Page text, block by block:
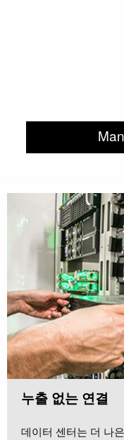
누출 없는 연결
데이터 센터는 더 나